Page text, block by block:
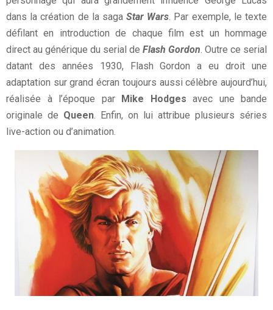
dans la création de la sagaStar Wars . Par exemple, le texte
défilant en introduction de chaque film est un hommage
direct au générique du serial de Flash Gordon . Outre ce serial
datant des années 1930, Flash Gordon a eu droit une
adaptation sur grand écran toujours aussi célèbre aujourd’hui,
réalisée à l’époque par Mike Hodges avec une bande
originale de Queen . Enfin, on lui attribue plusieurs séries
live-action ou d’animation.